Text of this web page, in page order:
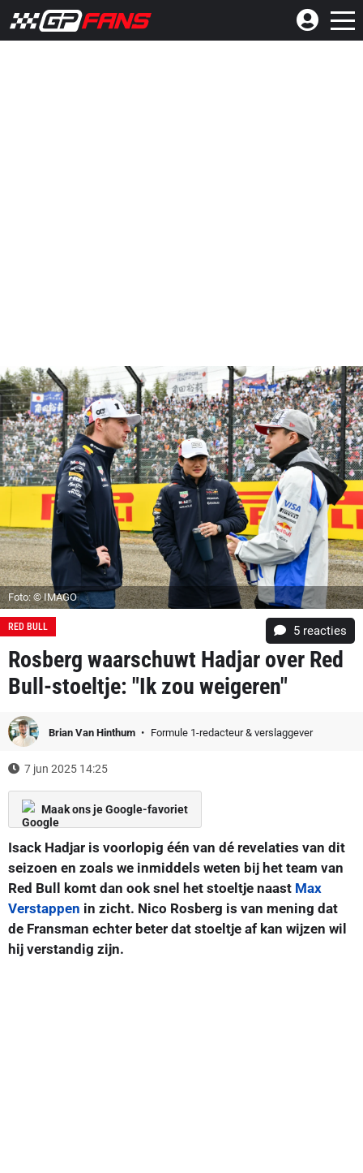
Foto: © IMAGO
RED BULL 5 reacties
Rosberg waarschuwt Hadjar over Red
Bull-stoeltje: "Ik zou weigeren"
Brian Van Hinthum Formule 1-redacteur & verslaggever
7 jun 2025 14:25
Maak ons je Google-favoriet
Isack Hadjar is voorlopig één van dé revelaties van dit
seizoen en zoals we inmiddels weten bij het team van
Red Bull komt dan ook snel het stoeltje naast Max
Verstappen in zicht. Nico Rosberg is van mening dat
de Fransman echter beter dat stoeltje af kan wijzen wil
hij verstandig zijn.